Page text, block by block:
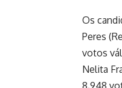
Os
Peres
votos
Nelita
8.948